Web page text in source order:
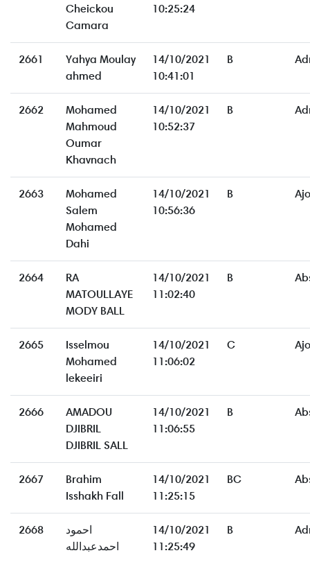
Cheickou
Camara
10:25:24
2661
Yahya Moulay
ahmed
14/10/2021
10:41:01
B
2662
Mohamed
Mahmoud
Oumar
Khavnach
14/10/2021
10:52:37
B
2663
Mohamed
Salem
Mohamed
Dahi
14/10/2021
10:56:36
B
2664
RA
MATOULLAYE
MODY BALL
14/10/2021
11:02:40
B
2665
Isselmou
Mohamed
lekeeiri
14/10/2021
11:06:02
C
2666
AMADOU
DJIBRIL
DJIBRIL SALL
14/10/2021
11:06:55
B
2667
Brahim
Isshakh Fall
14/10/2021
11:25:15
BC
2668
احمود
احمدعبدالله
14/10/2021
11:25:49
B